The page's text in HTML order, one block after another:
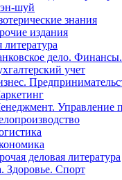
шуй
знания
издания
литература
дело.
учет
Управление
деловая литература
Здоровье. Спорт